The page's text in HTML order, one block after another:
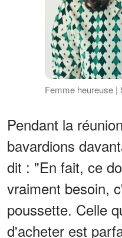
Femme heureuse |
Pendant la
bavardions
dit : "En fait, ce
vraiment besoin,
poussette. Celle
d'acheter est